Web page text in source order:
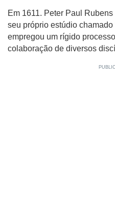
Em 1611. Peter Paul
seu próprio estúdio chamado
empregou um rígido
colaboração de diversos